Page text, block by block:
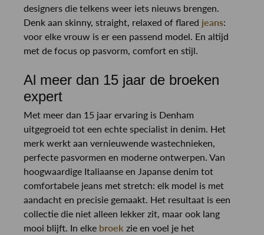
designers die telkens weer iets nieuws brengen.
Denk aan skinny, straight, relaxed of flared jeans:
voor elke vrouw is er een passend model. En altijd
met de focus op pasvorm, comfort en stijl.
Al meer dan 15 jaar de broeken
expert
Met meer dan 15 jaar ervaring is Denham
uitgegroeid tot een echte specialist in denim. Het
merk werkt aan vernieuwende wastechnieken,
perfecte pasvormen en moderne ontwerpen. Van
hoogwaardige Italiaanse en Japanse denim tot
comfortabele jeans met stretch: elk model is met
aandacht en precisie gemaakt. Het resultaat is een
collectie die niet alleen lekker zit, maar ook lang
mooi blijft. In elke broek zie en voel je het